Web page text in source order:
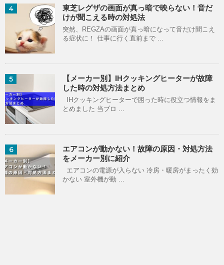
4
東芝レグザの画面が真っ暗で映らない！音だ
けが聞こえる時の対処法
突然、REGZAの画面が真っ暗になって音だけ聞こえ
る症状に！ 仕事に行く直前まで ...
5
【メーカー別】IHクッキングヒーターが故障
した時の対処方法まとめ
IHクッキングヒーターで困った時に役立つ情報をま
とめました 当ブロ ...
6
エアコンが動かない！故障の原因・対処方法
をメーカー別に紹介
エアコンの電源が入らない 冷房・暖房がまったく効
かない 室外機が動 ...